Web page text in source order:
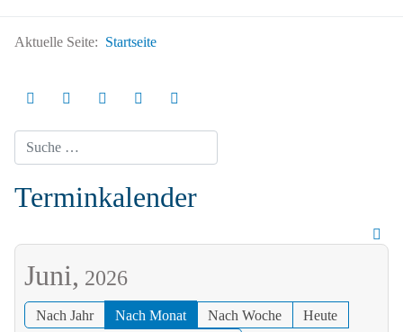
Aktuelle Seite: Startseite
Suchen
Terminkalender
Juni, 2026
Nach Jahr Nach Monat Nach Woche
Heute